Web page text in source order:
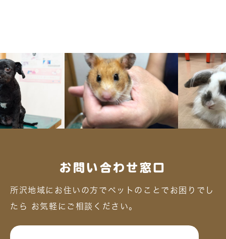
お問い合わせ窓口
所沢地域にお住いの方でペットのことでお困りでし
たら
お気軽にご相談ください。